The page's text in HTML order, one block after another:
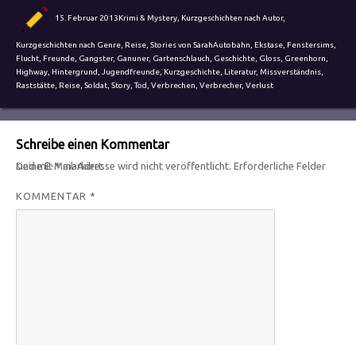
am
15. Februar 2013 Krimi & Mystery, Kurzgeschichten nach Autor,
Kurzgeschichten nach Genre, Reise, Stories von SarahSchlagwörter
Autobahn, Ekstase, Fenstersims,
Flucht, Freunde, Gangster, Ganuner, Gartenschlauch, Geschichte, Gloss, Greenhorn,
Highway, Hintergrund, Jugendfreunde, Kurzgeschichte, Literatur, Missverständnis,
Raststätte, Reise, Soldat, Story,Tod, Verbrechen, Verbrecher, Verlust
Schreibe einen Kommentar
Deine E-Mail-Adresse wird nicht veröffentlicht.
Erforderliche Felder sind mit*markiert
KOMMENTAR *